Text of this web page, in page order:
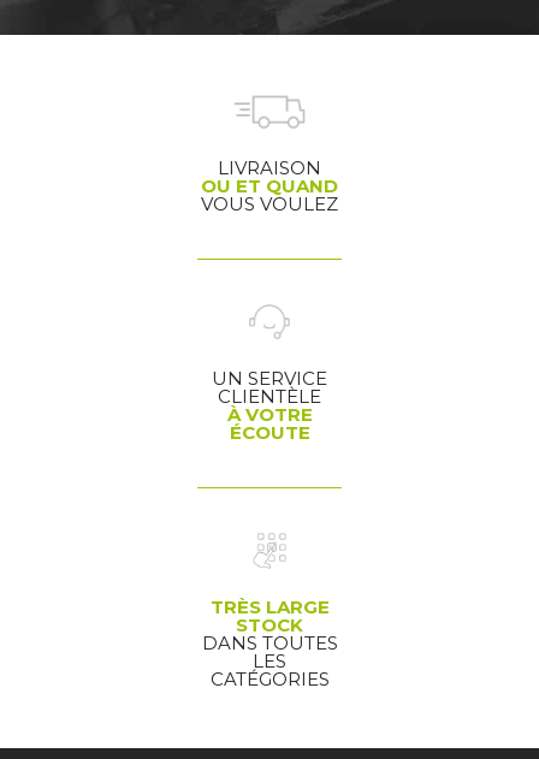
LIVRAISON
OU ET QUAND
VOUS VOULEZ
UN SERVICE
CLIENTÈLE
À VOTRE
ÉCOUTE
TRÈS LARGE
STOCK
DANS TOUTES
LES
CATÉGORIES